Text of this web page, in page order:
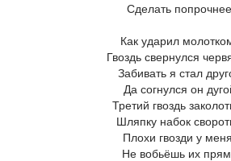
Сделать попрочнее.
Как ударил
Гвоздь свернулся
Забивать я стал
Да согнулся он
Третий гвоздь
Шляпку набок
Плохи гвозди у
Не вобьёшь их